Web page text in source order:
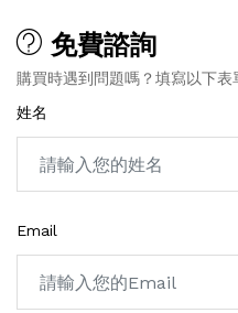
免費諮詢
購買時遇到問題嗎？填寫以下表
姓名
Email